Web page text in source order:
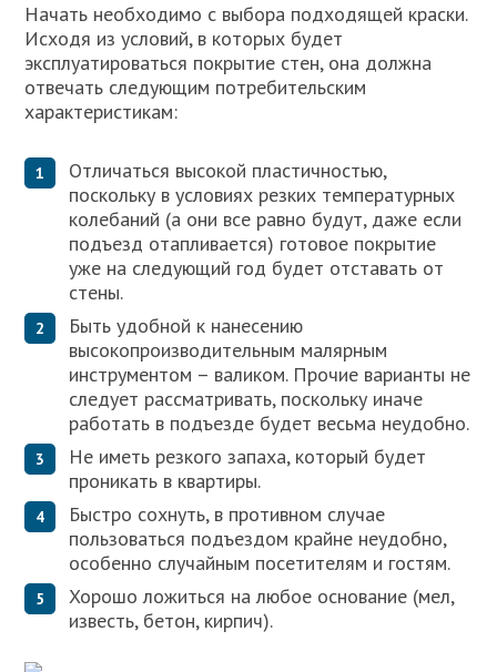
Начать необходимо с выбора подходящей краски.
Исходя из условий, в которых будет
эксплуатироваться покрытие стен, она должна
отвечать следующим потребительским
характеристикам:
Отличаться высокой пластичностью,
поскольку в условиях резких температурных
колебаний (а они все равно будут, даже если
подъезд отапливается) готовое покрытие
уже на следующий год будет отставать от
стены.
Быть удобной к нанесению
высокопроизводительным малярным
инструментом – валиком. Прочие варианты не
следует рассматривать, поскольку иначе
работать в подъезде будет весьма неудобно.
Не иметь резкого запаха, который будет
проникать в квартиры.
Быстро сохнуть, в противном случае
пользоваться подъездом крайне неудобно,
особенно случайным посетителям и гостям.
Хорошо ложиться на любое основание (мел,
известь, бетон, кирпич).